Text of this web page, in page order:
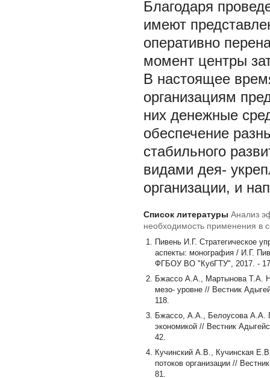
Благодаря
имеют
оперативно
момент центры
В настоящее
организациям
них денежные
обеспечение
стабильного
видами дея-
организации, и
Список литературы Анализ
необходимость применения в
Пивень И.Г. Стратегическое
аспекты: монография / И.Г.
ФГБОУ ВО "КубГТУ", 2017. -
Бжассо А.А., Мартынова Т.А.
мезо- уровне // Вестник
118.
Бжассо, А.А., Белоусова А.А.
экономикой // Вестник
42.
Кучинский А.В., Кучинская
потоков организации //
81.